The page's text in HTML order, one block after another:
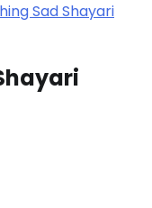
Sad Shayari